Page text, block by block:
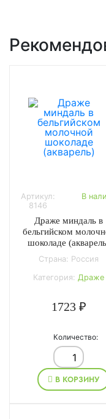
Артикул:
8146
В
Драже миндаль в
бельгийском
шоколаде
Страна: Россия
Категория: Драже
1723 ₽
Количество:
В КОРЗИНУ